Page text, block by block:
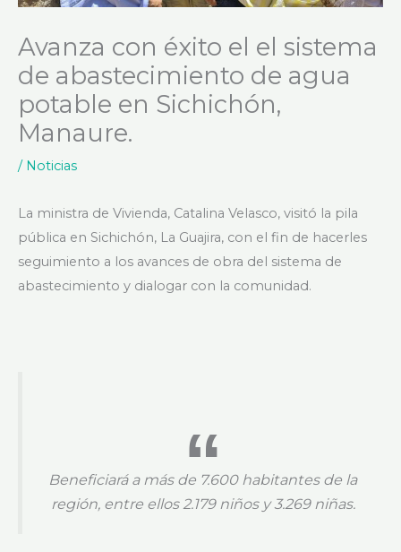
Avanza con éxito el el sistema
de abastecimiento de agua
potable en Sichichón,
Manaure.
/ Noticias
La ministra de Vivienda, Catalina Velasco, visitó la pila
pública en Sichichón, La Guajira, con el fin de hacerles
seguimiento a los avances de obra del sistema de
abastecimiento y dialogar con la comunidad.
Beneficiará a más de 7.600 habitantes de la
región, entre ellos 2.179 niños y 3.269 niñas.